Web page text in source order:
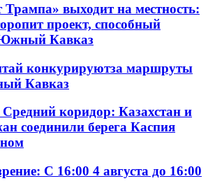
выходит на местность:
проект, способный
Кавказ
конкурируютза маршруты
Кавказ
коридор: Казахстан и
соединили берега Каспия
С 16:00 4 августа до 16:00